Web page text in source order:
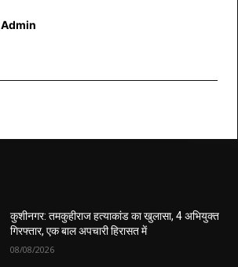
Admin
कुशीनगर: तमकुहीराज हत्याकांड का खुलासा, 4 अभियुक्त
गिरफ्तार, एक बाल अपचारी हिरासत में
08/08/2026